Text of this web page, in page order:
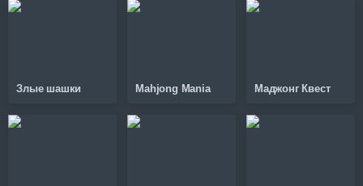
Злые шашки Mahjong Mania Маджонг Квест